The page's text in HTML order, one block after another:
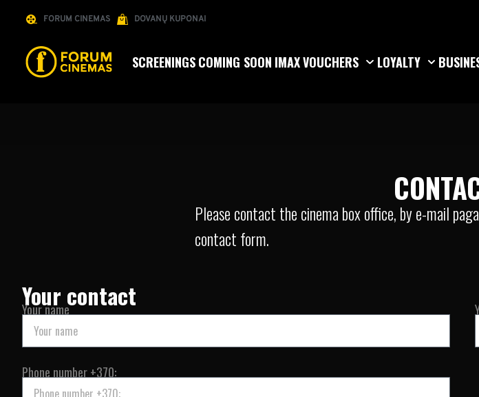
FORUM CINEMAS DOVANŲ KUPONAI
SCREENINGSCOMING SOON IMAXVOUCHERS LOYALTY
Please contact the cinema box office, by e-mail
contact form.
Your contact
Your name
Phone number +370: